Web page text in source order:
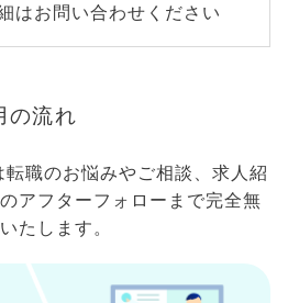
はお問い合わせください
の流れ
職のお悩みやご相談、求人紹
アフターフォローまで完全無
たします。